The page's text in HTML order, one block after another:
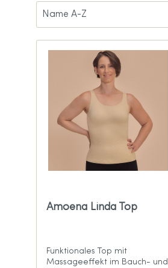
Amoena Linda Top
Funktionales Top mit
Massageeffekt im Bauch- und